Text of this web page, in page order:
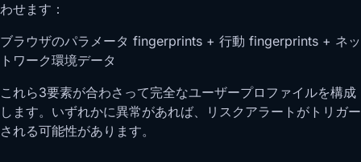
わせます：
ブラウザのパラメータ fingerprints + 行動 fingerprints + ネッ
トワーク環境データ
これら3要素が合わさって完全なユーザープロファイルを構成
します。いずれかに異常があれば、リスクアラートがトリガー
される可能性があります。